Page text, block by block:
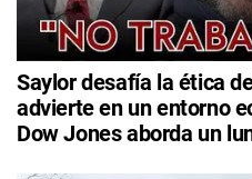
Saylor desafía la ética
advierte en un entorno
Dow Jones aborda un